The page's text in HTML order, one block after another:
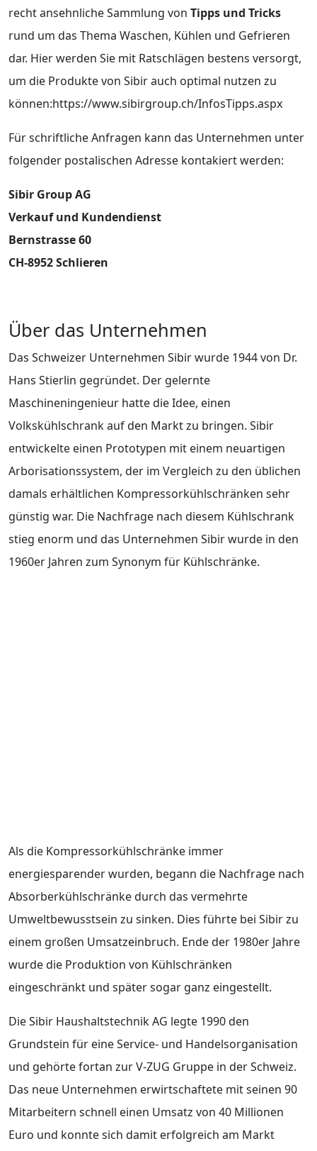
recht ansehnliche Sammlung von Tipps und Tricks
rund um das Thema Waschen, Kühlen und Gefrieren
dar. Hier werden Sie mit Ratschlägen bestens versorgt,
um die Produkte von Sibir auch optimal nutzen zu
können:https://www.sibirgroup.ch/InfosTipps.aspx
Für schriftliche Anfragen kann das Unternehmen unter
folgender postalischen Adresse kontakiert werden:
Sibir Group AG
Verkauf und Kundendienst
Bernstrasse 60
CH-8952 Schlieren
Über das Unternehmen
Das Schweizer Unternehmen Sibir wurde 1944 von Dr.
Hans Stierlin gegründet. Der gelernte
Maschineningenieur hatte die Idee, einen
Volkskühlschrank auf den Markt zu bringen. Sibir
entwickelte einen Prototypen mit einem neuartigen
Arborisationssystem, der im Vergleich zu den üblichen
damals erhältlichen Kompressorkühlschränken sehr
günstig war. Die Nachfrage nach diesem Kühlschrank
stieg enorm und das Unternehmen Sibir wurde in den
1960er Jahren zum Synonym für Kühlschränke.
Als die Kompressorkühlschränke immer
energiesparender wurden, begann die Nachfrage nach
Absorberkühlschränke durch das vermehrte
Umweltbewusstsein zu sinken. Dies führte bei Sibir zu
einem großen Umsatzeinbruch. Ende der 1980er Jahre
wurde die Produktion von Kühlschränken
eingeschränkt und später sogar ganz eingestellt.
Die Sibir Haushaltstechnik AG legte 1990 den
Grundstein für eine Service- und Handelsorganisation
und gehörte fortan zur V-ZUG Gruppe in der Schweiz.
Das neue Unternehmen erwirtschaftete mit seinen 90
Mitarbeitern schnell einen Umsatz von 40 Millionen
Euro und konnte sich damit erfolgreich am Markt